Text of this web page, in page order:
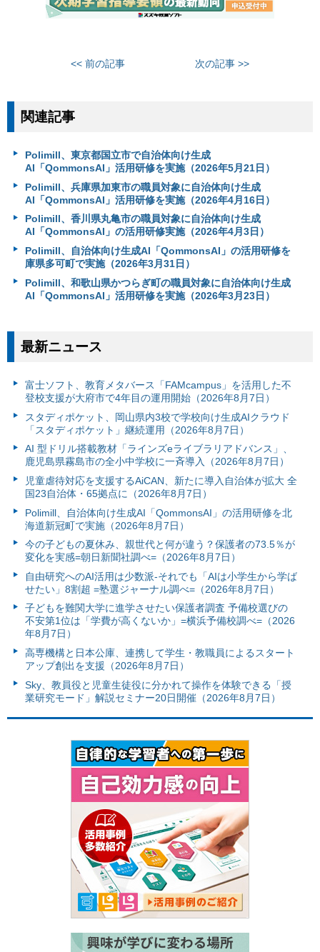
<< 前の記事 次の記事 >>
関連記事
Polimill、東京都国立市で自治体向け生成
AI「QommonsAI」活用研修を実施（2026年5月21日）
Polimill、兵庫県加東市の職員対象に自治体向け生成
AI「QommonsAI」活用研修を実施（2026年4月16日）
Polimill、香川県丸亀市の職員対象に自治体向け生成
AI「QommonsAI」の活用研修実施（2026年4月3日）
Polimill、自治体向け生成AI「QommonsAI」の活用研修を
庫県多可町で実施（2026年3月31日）
Polimill、和歌山県かつらぎ町の職員対象に自治体向け生成
AI「QommonsAI」活用研修を実施（2026年3月23日）
最新ニュース
富⼠ソフト、教育メタバース「FAMcampus」を活用した不
登校支援が大府市で4年目の運用開始（2026年8月7日）
スタディポケット、岡山県内3校で学校向け生成AIクラウド
「スタディポケット」継続運用（2026年8月7日）
AI 型ドリル搭載教材「ラインズeライブラリアドバンス」、
鹿児島県霧島市の全小中学校に一斉導入（2026年8月7日）
児童虐待対応を支援するAiCAN、新たに導入自治体が拡大 全
国23自治体・65拠点に（2026年8月7日）
Polimill、自治体向け生成AI「QommonsAI」の活用研修を北
海道新冠町で実施（2026年8月7日）
今の子どもの夏休み、親世代と何が違う？保護者の73.5％が
変化を実感=朝日新聞社調べ=（2026年8月7日）
自由研究へのAI活用は少数派-それでも「AIは小学生から学ば
せたい」8割超 =塾選ジャーナル調べ=（2026年8月7日）
子どもを難関大学に進学させたい保護者調査 予備校選びの
不安第1位は「学費が高くないか」=横浜予備校調べ=（2026
年8月7日）
高専機構と日本公庫、連携して学生・教職員によるスタート
アップ創出を支援（2026年8月7日）
Sky、教員役と児童生徒役に分かれて操作を体験できる「授
業研究モード」解説セミナー20日開催（2026年8月7日）